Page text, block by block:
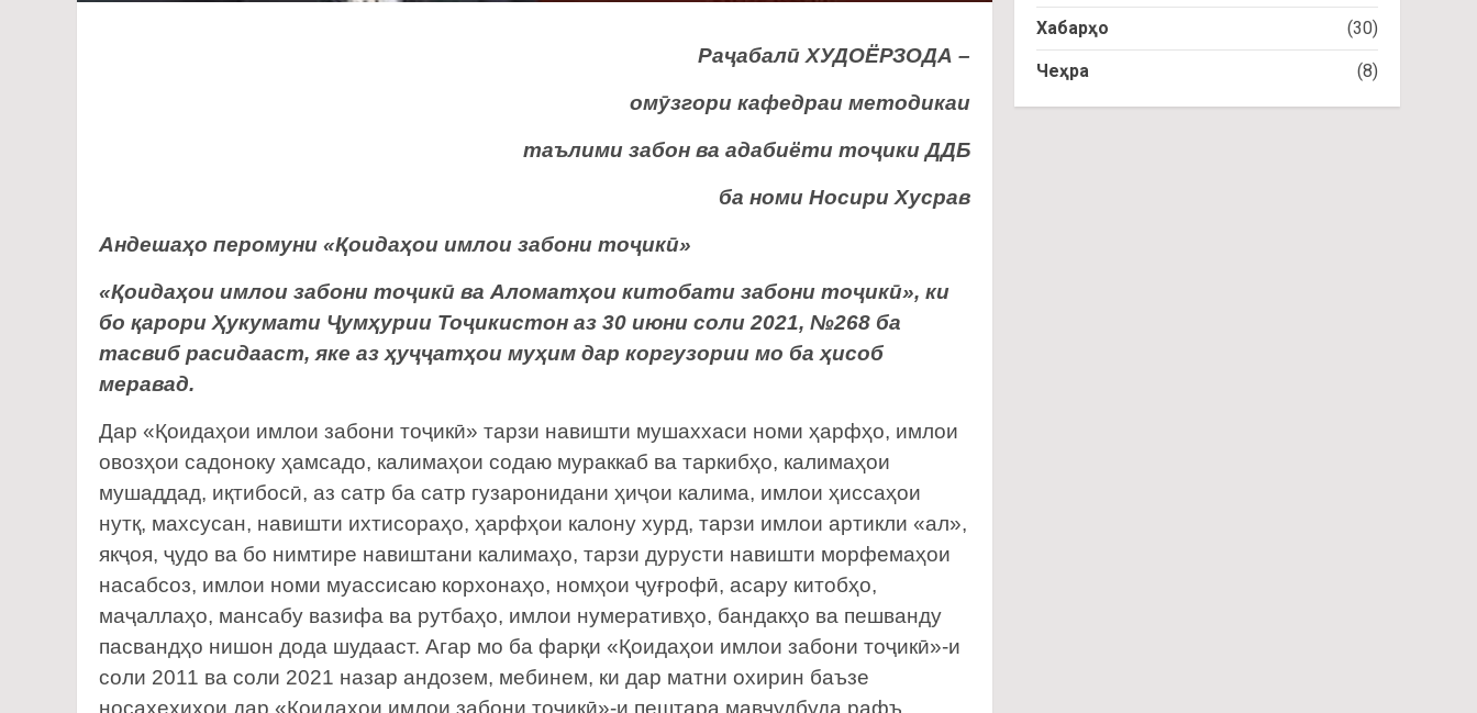
Раҷабалӣ ХУДОЁРЗОДА –
омӯзгори кафедраи методикаи
таълими забон ва адабиёти тоҷикиДДБ
ба номи Носири Хусрав
Андешаҳо перомуни «Қоидаҳои имлои забони тоҷикӣ»
«Қоидаҳои имлои забони тоҷикӣ ва Аломатҳои китобати забони тоҷикӣ», ки
бо қарори Ҳукумати Ҷумҳурии Тоҷикистон аз 30 июни соли 2021, №268 ба
тасвиб расидааст, яке аз ҳуҷҷатҳои муҳим дар коргузории мо ба ҳисоб
меравад.
Дар «Қоидаҳои имлои забони тоҷикӣ» тарзи навишти мушаххаси номи ҳарфҳо, имлои
овозҳои садоноку ҳамсадо, калимаҳои содаю мураккаб ва таркибҳо, калимаҳои
мушаддад, иқтибосӣ, аз сатр ба сатр гузаронидани ҳиҷои калима, имлои ҳиссаҳои
нутқ, махсусан, навишти ихтисораҳо, ҳарфҳои калону хурд, тарзи имлои артикли «ал»,
якҷоя, ҷудо ва бо нимтире навиштани калимаҳо, тарзи дурусти навишти морфемаҳои
насабсоз, имлои номи муассисаю корхонаҳо, номҳои ҷуғрофӣ, асару китобҳо,
маҷаллаҳо, мансабу вазифа ва рутбаҳо, имлои нумеративҳо, бандакҳо ва пешванду
пасвандҳо нишон дода шудааст. Агар мо ба фарқи «Қоидаҳои имлои забони тоҷикӣ»-и
соли 2011 ва соли 2021 назар андозем, мебинем, ки дар матни охирин баъзе
носаҳеҳиҳои дар «Қоидаҳои имлои забони тоҷикӣ»-и пештара мавҷудбуда рафъ
Хабарҳо (30)
Чеҳра (8)